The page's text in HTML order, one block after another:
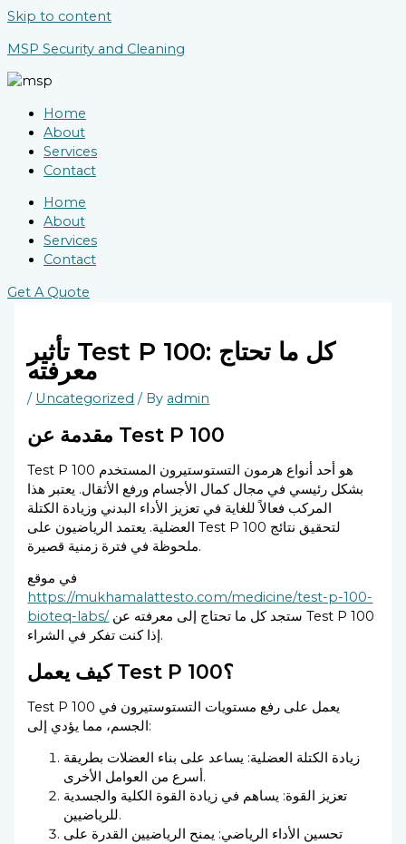
Skip to content
MSP Security and Cleaning
Home
About
Services
Contact
Home
About
Services
Contact
Get A Quote
تأثير Test P 100: كل ما تحتاج
معرفته
/ Uncategorized / By admin
مقدمة عن Test P 100
Test P 100 هو أحد أنواع هرمون التستوستيرون المستخدم
بشكل رئيسي في مجال كمال الأجسام ورفع الأثقال. يعتبر هذا
المركب فعالاً للغاية في تعزيز الأداء البدني وزيادة الكتلة
العضلية. يعتمد الرياضيون على Test P 100 لتحقيق نتائج
ملحوظة في فترة زمنية قصيرة.
في موقع
https://mukhamalattesto.com/medicine/test-p-100-
bioteq-labs/
إذا كنت تفكر في الشراء.
كيف يعمل Test P 100؟
Test P 100 يعمل على رفع مستويات التستوستيرون في
الجسم، مما يؤدي إلى:
زيادة الكتلة العضلية: يساعد على بناء العضلات بطريقة
أسرع من العوامل الأخرى.
تعزيز القوة: يساهم في زيادة القوة الكلية والجسدية
للرياضيين.
تحسين الأداء الرياضي: يمنح الرياضيين القدرة على